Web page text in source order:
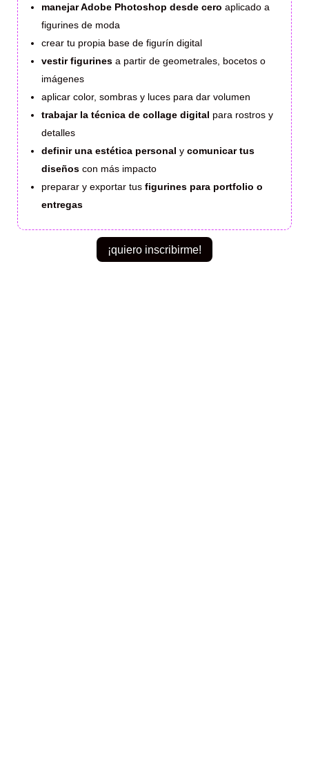
manejar Adobe Photoshop desde cero aplicado a
figurines de moda
crear tu propia base de figurín digital
vestir figurinesa partir de geometrales, bocetos o
imágenes
aplicar color, sombras y luces para dar volumen
trabajar la técnica de collage digital para rostros y
detalles
definir una estética personal y comunicar tus
diseñoscon más impacto
preparar y exportar tus figurines para portfolio o
entregas
¡quiero inscribirme!